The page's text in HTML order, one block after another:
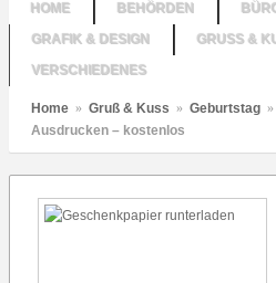
HOME BEHÖRDEN
GRAFIK & DESIGN
GRUSS &
VERSCHIEDENES
Home » Gruß & Kuss » Geburtstag »
Ausdrucken – kostenlos